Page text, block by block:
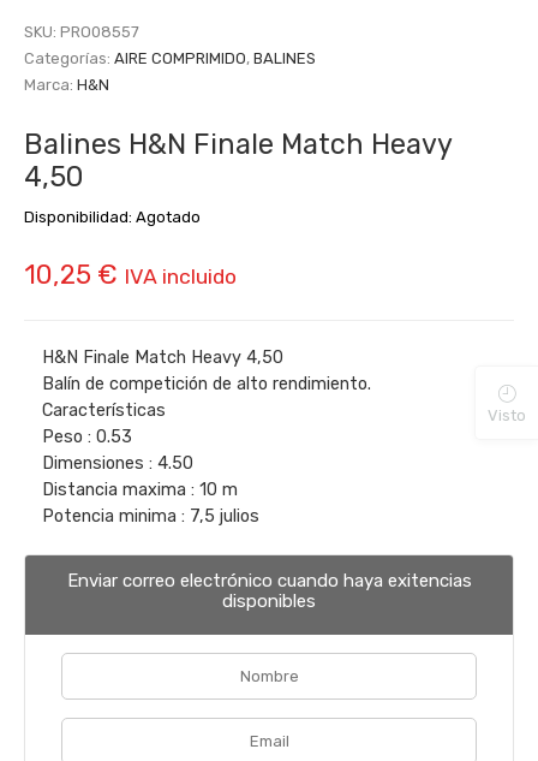
SKU: PRO08557
Categorías: AIRE COMPRIMIDO, BALINES
Marca: H&N
Balines H&N Finale Match Heavy
4,50
Disponibilidad: Agotado
10,25 € IVA incluido
H&N Finale Match Heavy 4,50
Balín de competición de alto rendimiento.
Características
Peso : 0.53
Dimensiones : 4.50
Distancia maxima : 10 m
Potencia minima : 7,5 julios
Enviar correo electrónico cuando haya exitencias
disponibles
Visto